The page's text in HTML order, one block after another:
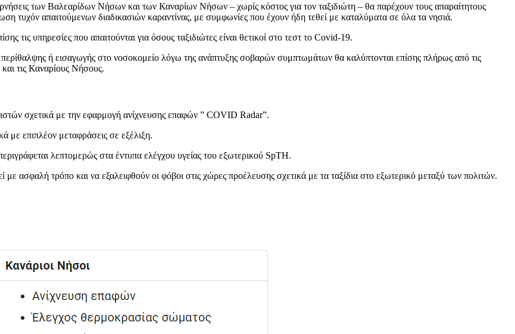
των Βαλεαρίδων Νήσων και των Καναρίων Νήσων – χωρίς κόστος για τον ταξιδιώτη – θα παρέχουν τους απαραίτητους
τυχόν απαιτούμενων διαδικασιών καραντίνας, με συμφωνίες που έχουν ήδη τεθεί με καταλύματα σε όλα τα νησιά.
τις υπηρεσίες που απαιτούνται για όσους ταξιδιώτες είναι θετικοί στο τεστ το Covid-19.
ή εισαγωγής στο νοσοκομείο λόγω της ανάπτυξης σοβαρών συμπτωμάτων θα καλύπτονται επίσης πλήρως από τις
τις Καναρίους Νήσους.
σχετικά με την εφαρμογή ανίχνευσης επαφών ” COVID Radar”.
με επιπλέον μεταφράσεις σε εξέλιξη.
λεπτομερώς στα έντυπα ελέγχου υγείας του εξωτερικού SpTH.
ασφαλή τρόπο και να εξαλειφθούν οι φόβοι στις χώρες προέλευσης σχετικά με τα ταξίδια στο εξωτερικό μεταξύ των πολιτών.